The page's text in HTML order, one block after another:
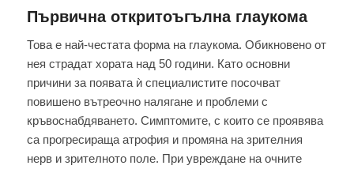
Първична откритоъгълна глаукома
Това е най-честата форма на глаукома. Обикновено от
нея страдат хората над 50 години. Като основни
причини за появата ѝ специалистите посочват
повишено вътреочно налягане и проблеми с
кръвоснабдяването. Симптомите, с които се проявява
са прогресираща атрофия и промяна на зрителния
нерв и зрителното поле. При увреждане на очните